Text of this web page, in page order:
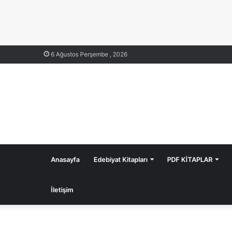
6 Ağustos Perşembe , 2026
Anasayfa Edebiyat Kitapları PDF KİTAPLAR
İletişim